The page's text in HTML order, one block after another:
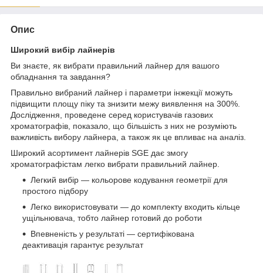
Опис
Широкий вибір лайнерів
Ви знаєте, як вибрати правильний лайнер для вашого
обладнання та завдання?
Правильно вибраний лайнер і параметри інжекції можуть
підвищити площу піку та знизити межу виявлення на 300%.
Дослідження, проведене серед користувачів газових
хроматографів, показало, що більшість з них не розуміють
важливість вибору лайнера, а також як це впливає на аналіз.
Широкий асортимент лайнерів SGE дає змогу
хроматографістам легко вибрати правильний лайнер.
Легкий вибір — кольорове кодування геометрії для
простого підбору
Легко використовувати — до комплекту входить кільце
ущільнювача, тобто лайнер готовий до роботи
Впевненість у результаті — сертифікована
деактивація гарантує результат